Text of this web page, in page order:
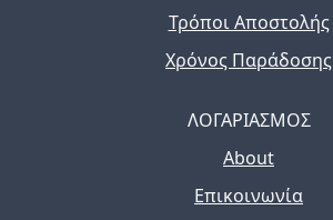
Τρόποι Αποστολής
Χρόνος Παράδοσης
ΛΟΓΑΡΙΑΣΜΟΣ
About
Επικοινωνία